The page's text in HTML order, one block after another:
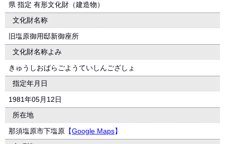
県 指定 有形文化財（建造物）
文化財名称
旧塩原御用邸新御座所
文化財名称よみ
きゅうしおばらごようていしんござしょ
指定年月日
1981年05月12日
所在地
那須塩原市下塩原 【Google Maps】